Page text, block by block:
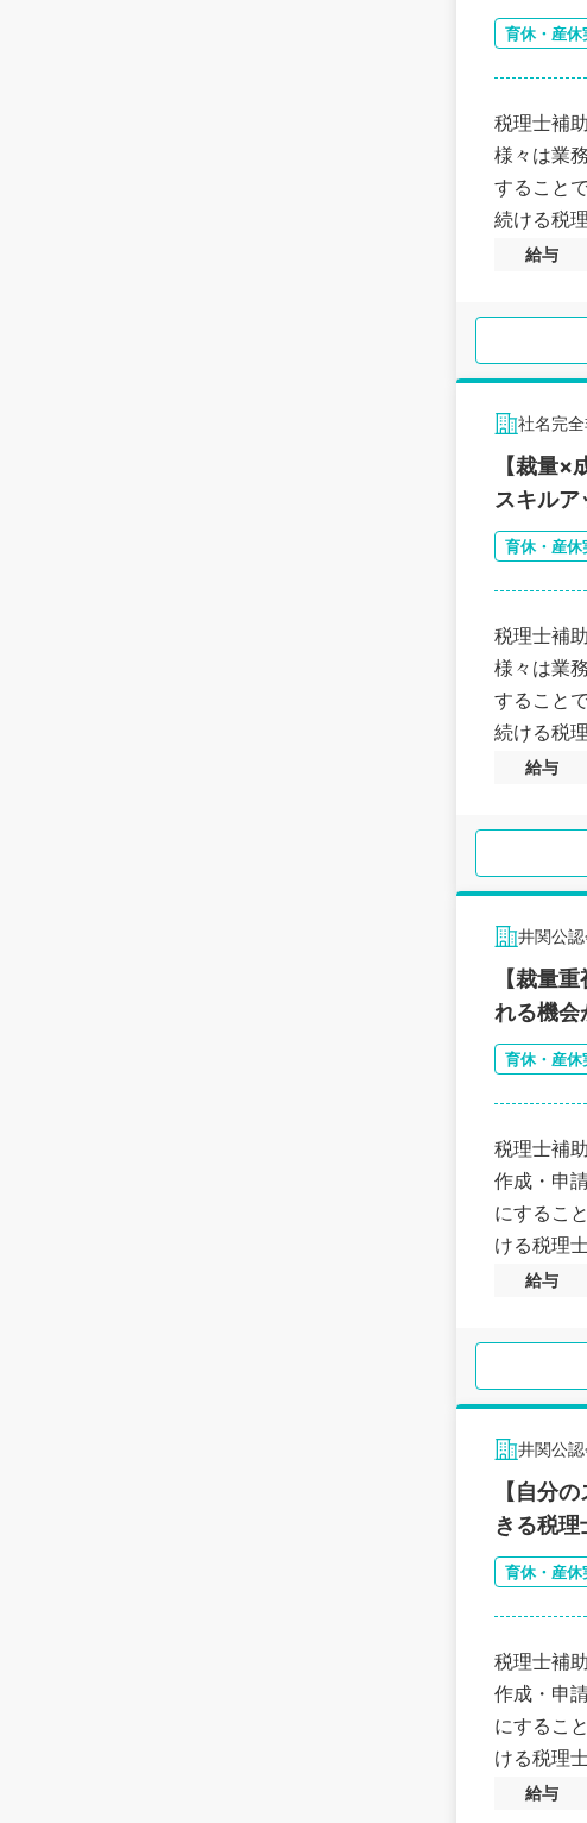
育休・産休
税理士補
様々は業
すること
続ける税
給与
社名完
【裁量×
スキル
育休・産休
税理士補
様々は業
すること
続ける税
給与
井関公認
【裁量
れる機会
育休・産休
税理士補
作成・申
にするこ
ける税理
給与
井関公認
【自分
きる税理
育休・産休
税理士補
作成・申
にするこ
ける税理
給与